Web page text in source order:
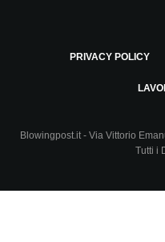
PRIVACY POLICY
Blowingpost.it - Via Vittorio
Tutti i